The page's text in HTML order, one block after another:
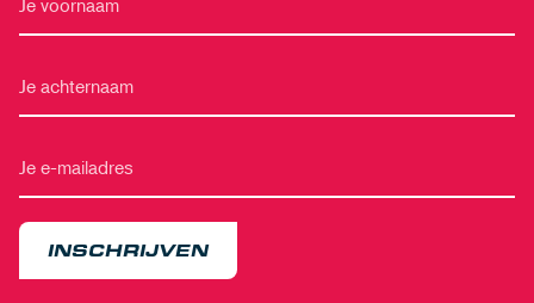
INSCHRIJVEN